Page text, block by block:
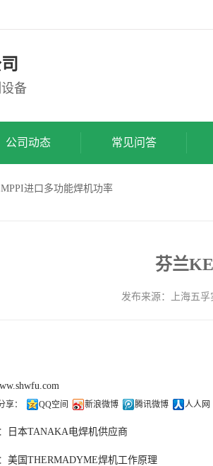
备
公司动态 常见问答
进口多功能焊机功率
芬兰
发布来源：上海五
享： QQ空间 新浪微博 腾讯微博 人人网
日本TANAKA电焊机供应商
美国THERMADYME焊机工作原理